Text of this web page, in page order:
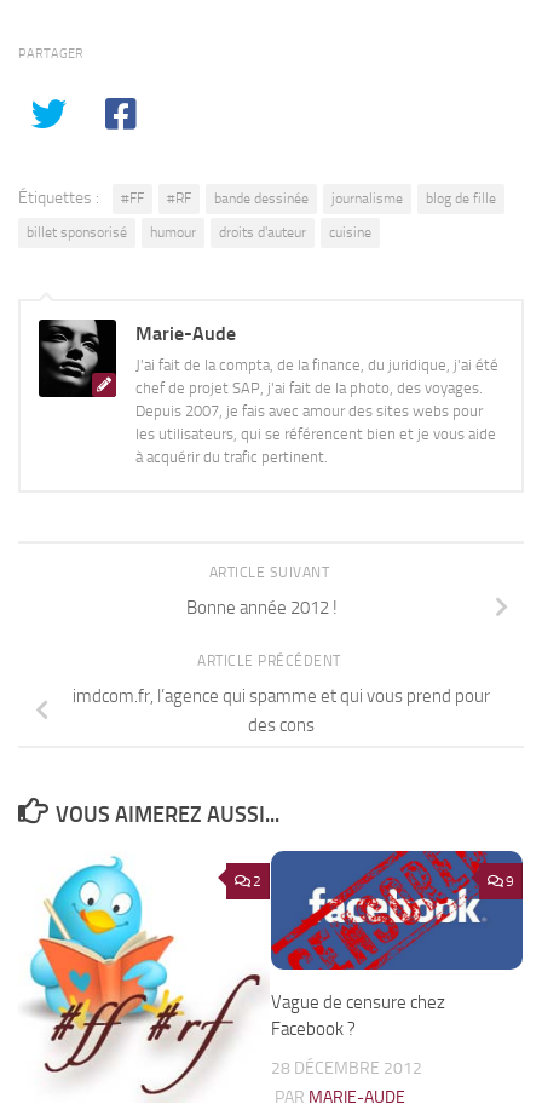
PARTAGER
Étiquettes : #FF #RF bande dessinée journalisme
blog de fille
billet sponsorisé
humour droits d'auteur cuisine
Marie-Aude
J'ai fait de la compta, de la finance, du juridique, j'ai été
chef de projet SAP, j'ai fait de la photo, des voyages.
Depuis 2007, je fais avec amour des sites webs pour
les utilisateurs, qui se référencent bien et je vous aide
à acquérir du trafic pertinent.
ARTICLE SUIVANT
Bonne année 2012 !
ARTICLE PRÉCÉDENT
imdcom.fr, l’agence qui spamme et qui vous prend pour
des cons
VOUS AIMEREZ AUSSI...
2 9
Vague de censure chez
Facebook ?
28 DÉCEMBRE 2012
PAR MARIE-AUDE